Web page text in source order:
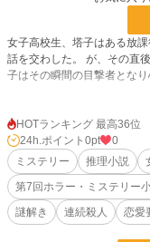
女子高校生、塔子はある放
話を交わした。 が、その直
子はその瞬間の目撃者となり
転落直前、エリナはスマー
殺の可能性もあるが、
現場には不可解な状況が残さ
施錠された屋上入り口に靴
袋を嵌めていたのだ。
更に一部の女子生徒とトラ
事故か、自殺か他殺か……
HOTランキング 最高36位
24h.ポイント 0pt
0
ミステリー
推理小説
第7回ホラー・ミステリー
謎解き
連続殺人 恋愛